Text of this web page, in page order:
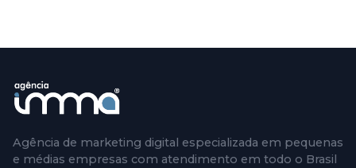
Agência de marketing digital especializada em pequenas
e médias empresas com atendimento em todo o Brasil